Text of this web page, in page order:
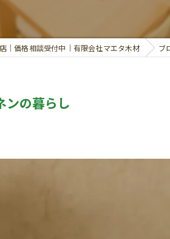
｜価格相談受付中｜有限会社マエタ木材 ブ
ンの暮らし